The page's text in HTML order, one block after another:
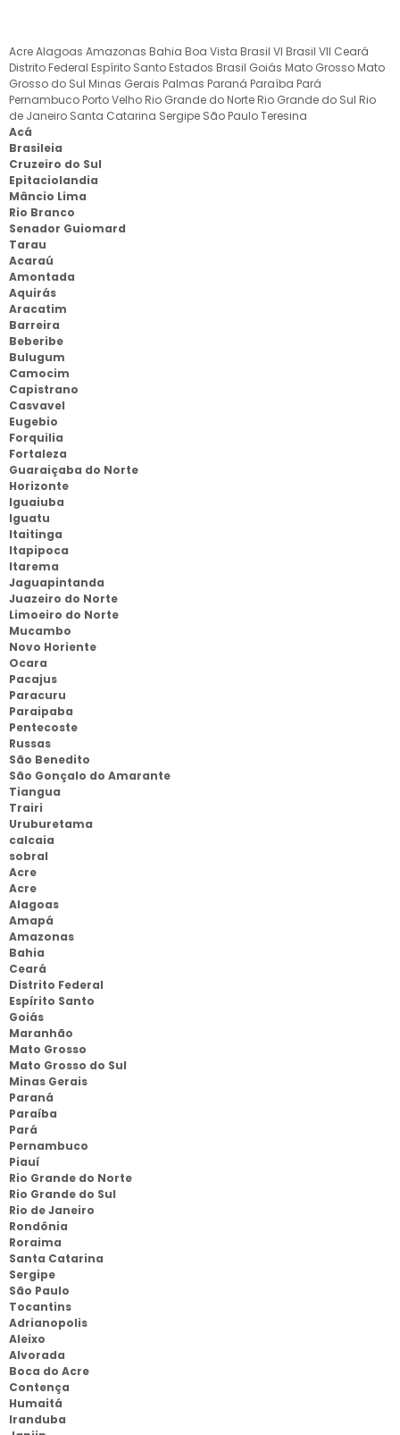
AcreAlagoas Amazonas Bahia Boa Vista Brasil VI Brasil VII Ceará
Distrito Federal Espírito Santo Estados Brasil Goiás Mato Grosso Mato
Grosso do Sul Minas Gerais Palmas Paraná Paraíba Pará
Pernambuco Porto Velho Rio Grande do Norte Rio Grande do Sul Rio
de Janeiro Santa Catarina Sergipe São PauloTeresina
Acá
Brasileia
Cruzeiro do Sul
Epitaciolandia
Mâncio Lima
Rio Branco
Senador Guiomard
Tarau
Acaraú
Amontada
Aquirás
Aracatim
Barreira
Beberibe
Bulugum
Camocim
Capistrano
Casvavel
Eugebio
Forquilia
Fortaleza
Guaraiçaba do Norte
Horizonte
Iguaiuba
Iguatu
Itaitinga
Itapipoca
Itarema
Jaguapintanda
Juazeiro do Norte
Limoeiro do Norte
Mucambo
Novo Horiente
Ocara
Pacajus
Paracuru
Paraipaba
Pentecoste
Russas
São Benedito
São Gonçalo do Amarante
Tiangua
Trairi
Uruburetama
calcaia
sobral
Acre
Acre
Alagoas
Amapá
Amazonas
Bahia
Ceará
Distrito Federal
Espírito Santo
Goiás
Maranhão
Mato Grosso
Mato Grosso do Sul
Minas Gerais
Paraná
Paraíba
Pará
Pernambuco
Piauí
Rio Grande do Norte
Rio Grande do Sul
Rio de Janeiro
Rondônia
Roraima
Santa Catarina
Sergipe
São Paulo
Tocantins
Adrianopolis
Aleixo
Alvorada
Boca do Acre
Contença
Humaitá
Iranduba